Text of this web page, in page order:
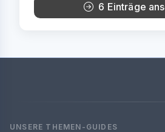
6 Einträge
UNSERE THEMEN-GUIDES